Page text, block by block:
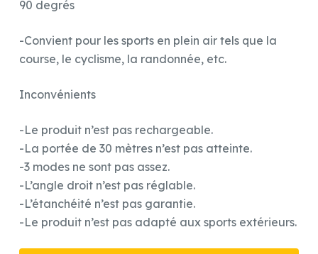
90 degrés
-Convient pour les sports en plein air tels que la
course, le cyclisme, la randonnée, etc.
Inconvénients
-Le produit n’est pas rechargeable.
-La portée de 30 mètres n’est pas atteinte.
-3 modes ne sont pas assez.
-L’angle droit n’est pas réglable.
-L’étanchéité n’est pas garantie.
-Le produit n’est pas adapté aux sports extérieurs.